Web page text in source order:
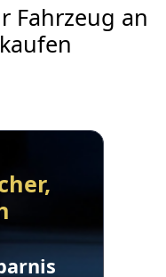
Fahrzeug an